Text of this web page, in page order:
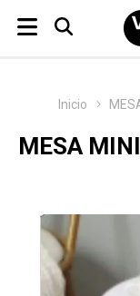
Inicio
MESA